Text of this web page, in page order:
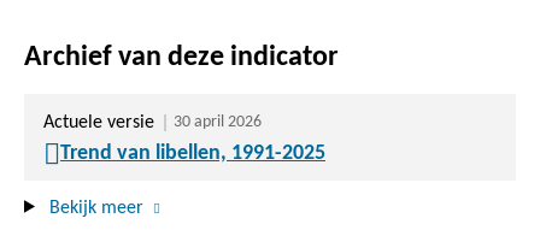
Archief van deze indicator
Actuele versie 30 april 2026
Trend van libellen, 1991-2025
Bekijk meer